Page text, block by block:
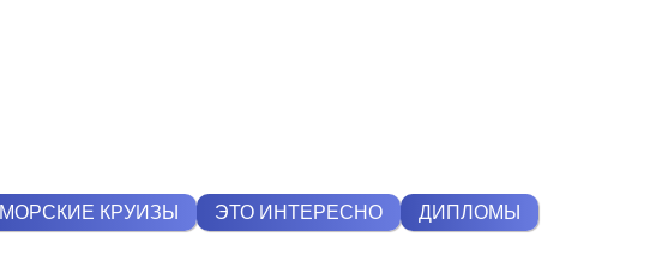
МОРСКИЕ КРУИЗЫ ЭТО ИНТЕРЕСНО ДИПЛОМЫ